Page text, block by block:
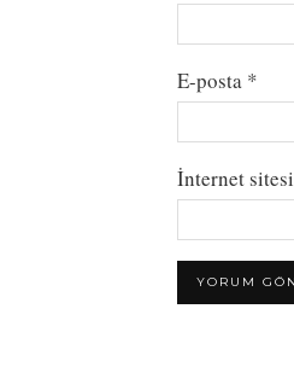
E-posta *
İnternet sitesi